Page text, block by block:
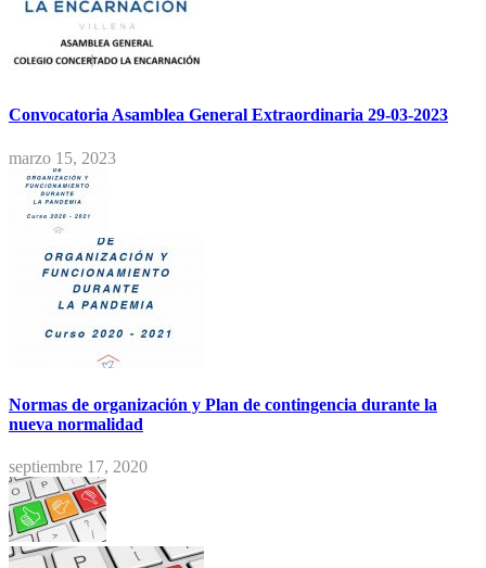
Convocatoria Asamblea General Extraordinaria 29-03-2023
marzo 15, 2023
Normas de organización y Plan de contingencia durante la
nueva normalidad
septiembre 17, 2020